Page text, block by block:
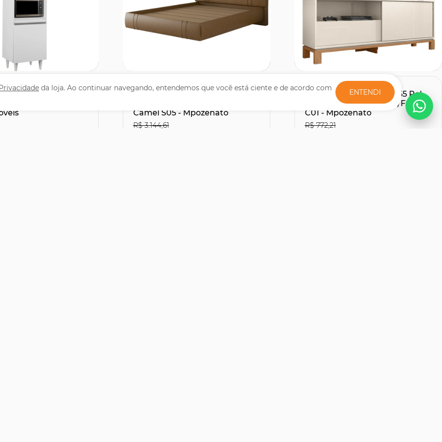
da loja. Ao continuar navegando, entendemos que você está ciente e de acordo com
ENTENDI
Torre
Cama Queen Flutuante Com
Camel S05 - Mpozenato
R$ 3.144,61
Rack Bancada Para TV 55 Pol
150cm Lucca Off White/Freijó
C01 - Mpozenato
R$ 772,21
Comprar